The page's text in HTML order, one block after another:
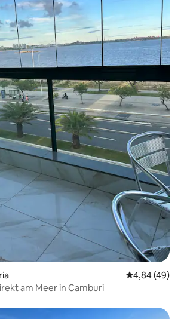
4,84 (49)
am Meer in Camburi